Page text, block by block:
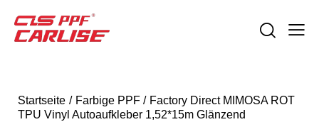
Startseite Farbige PPF
Factory Direct MIMOSA ROT
TPU Vinyl Autoaufkleber 1,52*15m Glänzend